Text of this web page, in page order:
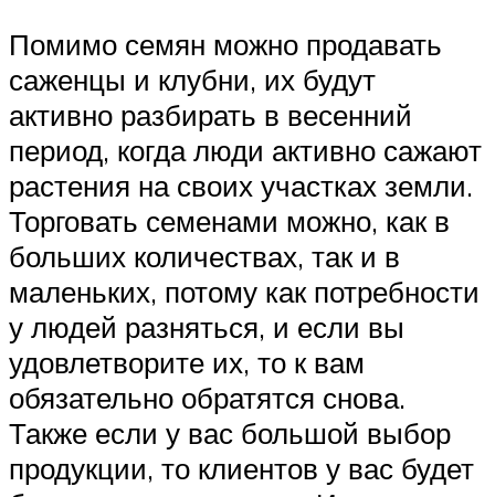
Помимо семян можно продавать
саженцы и клубни, их будут
активно разбирать в весенний
период, когда люди активно сажают
растения на своих участках земли.
Торговать семенами можно, как в
больших количествах, так и в
маленьких, потому как потребности
у людей разняться, и если вы
удовлетворите их, то к вам
обязательно обратятся снова.
Также если у вас большой выбор
продукции, то клиентов у вас будет